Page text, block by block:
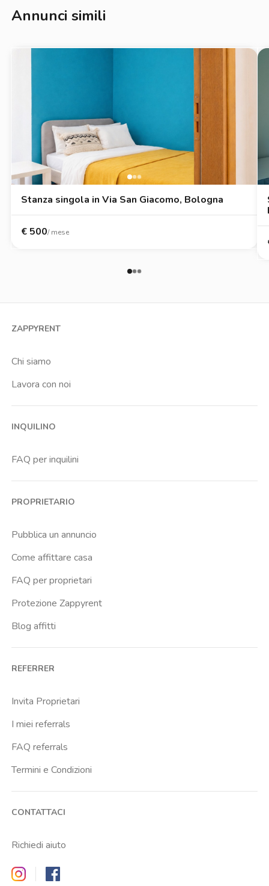
Annunci simili
Stanza singola in Via San Giacomo, Bologna
€ 500/ mese
ZAPPYRENT
Chi siamo
Lavora con noi
INQUILINO
FAQ per inquilini
PROPRIETARIO
Pubblica un annuncio
Come affittare casa
FAQ per proprietari
Protezione Zappyrent
Blog affitti
REFERRER
Invita Proprietari
I miei referrals
FAQ referrals
Termini e Condizioni
CONTATTACI
Richiedi aiuto
Zappyrent on Instagram
Zappyrent on Facebook